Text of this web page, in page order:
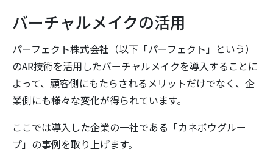
バーチャルメイクの活用
パーフェクト株式会社（以下「パーフェクト」という）
のAR技術を活用したバーチャルメイクを導入することに
よって、顧客側にもたらされるメリットだけでなく、企
業側にも様々な変化が得られています。
ここでは導入した企業の一社である「カネボウグルー
プ」の事例を取り上げます。